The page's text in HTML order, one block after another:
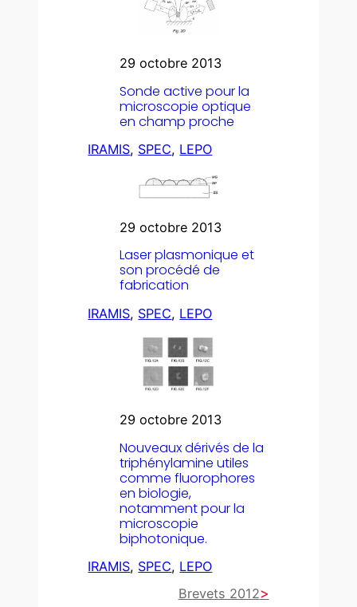
29 octobre 2013
Sonde active pour la
microscopie optique
en champ proche
IRAMIS, SPEC, LEPO
29 octobre 2013
Laser plasmonique et
son procédé de
fabrication
IRAMIS, SPEC, LEPO
29 octobre 2013
Nouveaux dérivés de la
triphénylamine utiles
comme fluorophores
en biologie,
notamment pour la
microscopie
biphotonique.
IRAMIS, SPEC, LEPO
Brevets 2012